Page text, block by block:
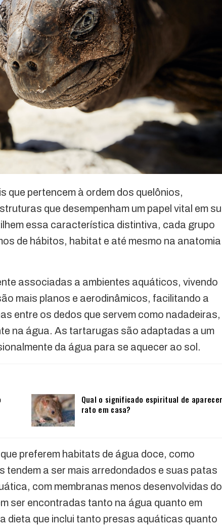
pertencem à ordem dos quelônios,
que desempenham um papel vital em
essa característica distintiva, cada grupo
de hábitos, habitat e até mesmo na anatomia
associadas a ambientes aquáticos, vivendo
mais planos e aerodinâmicos, facilitando a
entre os dedos que servem como nadadeiras,
na água. As tartarugas são adaptadas a um
da água para se aquecer ao sol.
Qual o significado espiritual de
rato em casa?
preferem habitats de água doce, como
a ser mais arredondados e suas patas
com membranas menos desenvolvidas do
ser encontradas tanto na água quanto em
dieta que inclui tanto presas aquáticas quanto